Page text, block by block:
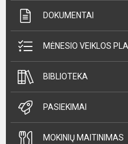
DOKUMENTAI
MĖNESIO VEIKLOS
BIBLIOTEKA
PASIEKIMAI
MOKINIŲ MAITINIMAS